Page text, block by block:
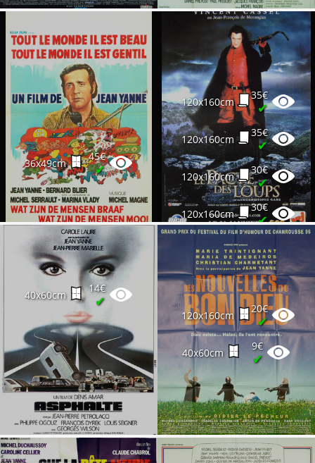
36x49cm
45€
✔
120x160cm
35€
✔
120x160cm
35€
✔
120x160cm
30€
✔
120x160cm
30€
✔
120x160cm ✔
120x160cm
30€
✔
40x60cm
14€
✔
120x160cm
20€
✔
40x60cm
9€
✔